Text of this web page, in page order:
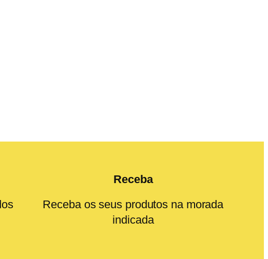
Receba
Receba os seus produtos na morada
indicada